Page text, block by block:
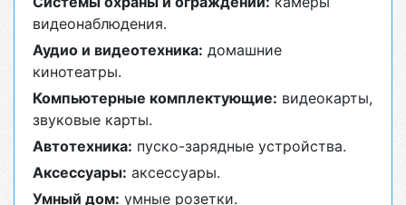
видеонаблюдения.
Аудио и видеотехника: домашние
кинотеатры.
Компьютерные комплектующие: видеокарты,
звуковые карты.
Автотехника: пуско-зарядные устройства.
Аксессуары: аксессуары.
Умный дом: умные розетки.